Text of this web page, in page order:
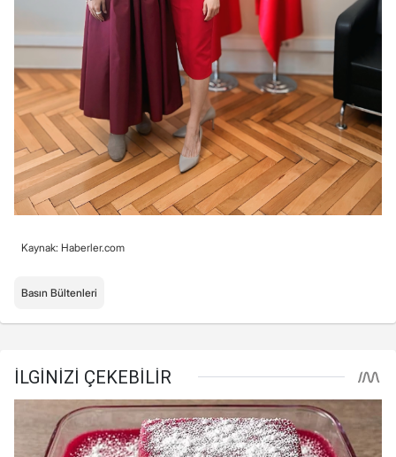
Kaynak: Haberler.com
Basın Bültenleri